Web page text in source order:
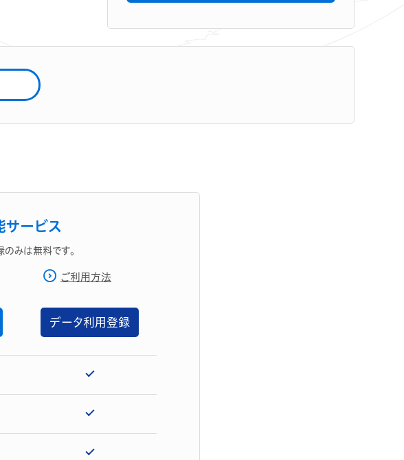
サービス
みは無料です。
ご利用方法
データ利用登録